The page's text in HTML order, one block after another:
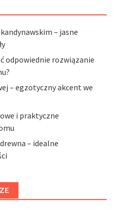
– jasne
odpowiednie rozwiązanie
– egzotyczny akcent we
i praktyczne
– idealne